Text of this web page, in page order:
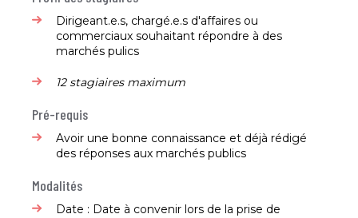
Dirigeant.e.s, chargé.e.s d'affaires ou
commerciaux souhaitant répondre à des
marchés pulics​
12 stagiaires maximum
Pré-requis
Avoir une bonne connaissance et déjà rédigé
des réponses aux marchés publics​
Modalités
Date : Date à convenir lors de la prise de